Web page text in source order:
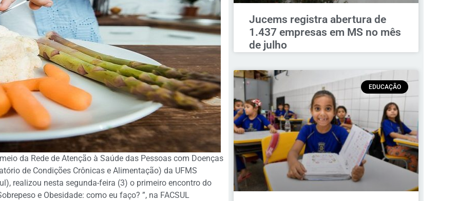
da Rede de Atenção à Saúde das Pessoas com Doenças
de Condições Crônicas e Alimentação) da UFMS
realizou nesta segunda-feira (3) o primeiro encontro do
e Obesidade: como eu faço? ”, na FACSUL
Jucems registra abertura de
1.437 empresas em MS no mês
de julho
EDUCAÇÃO